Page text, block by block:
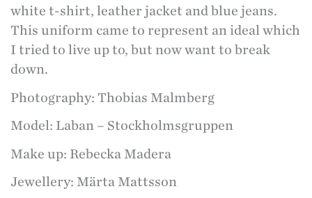
white t-shirt, leather jacket and blue jeans.
This uniform came to represent an ideal which
I tried to live up to, but now want to break
down.
Photography: Thobias Malmberg
Model: Laban – Stockholmsgruppen
Make up: Rebecka Madera
Jewellery: Märta Mattsson